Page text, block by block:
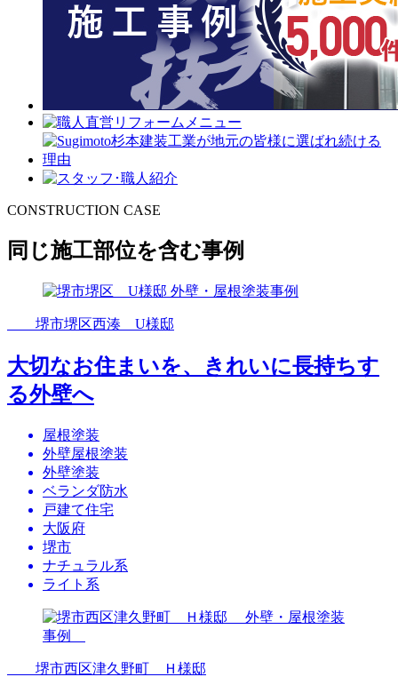
CONSTRUCTION CASE
同じ施工部位を含む事例
堺市堺区西湊 U様邸
大切なお住まいを、きれいに長持ちす
る外壁へ
屋根塗装
外壁屋根塗装
外壁塗装
ベランダ防水
戸建て住宅
大阪府
堺市
ナチュラル系
ライト系
堺市西区津久野町 Ｈ様邸